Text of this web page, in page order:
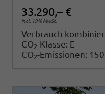
33.290,– €
incl. 19% MwSt.
Verbrauch
CO2-Klasse: E
CO2-Emissionen: